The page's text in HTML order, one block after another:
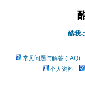
酷我-
常见问题与解答 (FAQ)
个人资料